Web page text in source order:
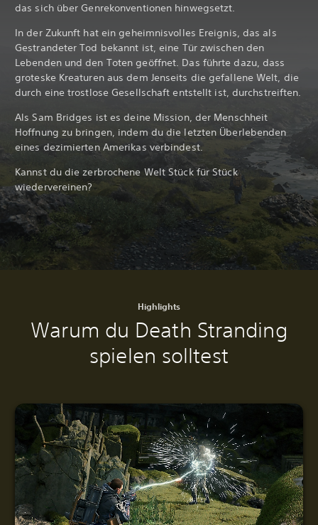
das sich über Genrekonventionen hinwegsetzt.
In der Zukunft hat ein geheimnisvolles Ereignis, das als
Gestrandeter Tod bekannt ist, eine Tür zwischen den
Lebenden und den Toten geöffnet. Das führte dazu, dass
groteske Kreaturen aus dem Jenseits die gefallene Welt, die
durch eine trostlose Gesellschaft entstellt ist, durchstreiften.
Als Sam Bridges ist es deine Mission, der Menschheit
Hoffnung zu bringen, indem du die letzten Überlebenden
eines dezimierten Amerikas verbindest.
Kannst du die zerbrochene Welt Stück für Stück
wiedervereinen?
Highlights
Warum du Death Stranding
spielen solltest